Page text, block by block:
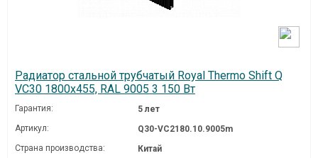
Радиатор стальной трубчатый Royal Thermo Shift Q
VC30 1800x455, RAL 9005 3 150 Вт
Гарантия:
5 лет
Артикул:
Q30-VC2180.10.9005m
Страна производства:
Китай